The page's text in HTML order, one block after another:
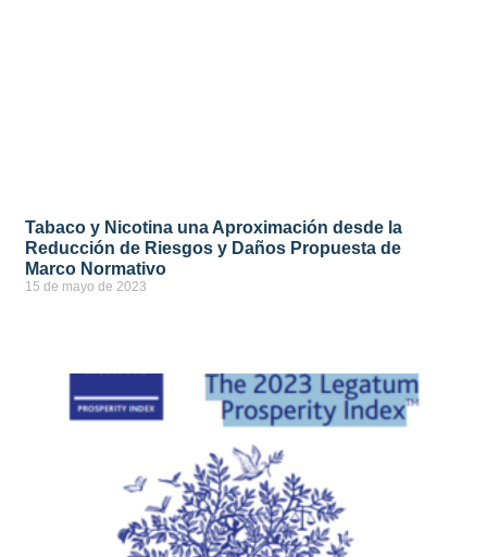
Tabaco y Nicotina una Aproximación desde la
Reducción de Riesgos y Daños Propuesta de
Marco Normativo
15 de mayo de 2023